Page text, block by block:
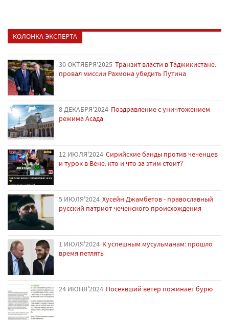
КОЛОНКА ЭКСПЕРТА
30 ОКТЯБРЯ'2025 Транзит власти в Таджикистане:
провал миссии Рахмона убедить Путина
8 ДЕКАБРЯ'2024 Поздравление с уничтожением
режима Асада
12 ИЮЛЯ'2024 Сирийские банды против чеченцев
и турок в Вене: кто и что за этим стоит?
5 ИЮЛЯ'2024 Хусейн Джамбетов - православный
русский патриот чеченского происхождения
1 ИЮЛЯ'2024 К успешным мусульманам: прошло
время петлять
24 ИЮНЯ'2024 Посеявший ветер пожинает бурю